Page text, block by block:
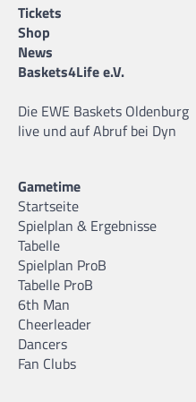
Tickets
Shop
News
Baskets4Life e.V.
Die EWE Baskets Oldenburg
live und auf Abruf bei Dyn
Gametime
Startseite
Spielplan & Ergebnisse
Tabelle
Spielplan ProB
Tabelle ProB
6th Man
Cheerleader
Dancers
Fan Clubs